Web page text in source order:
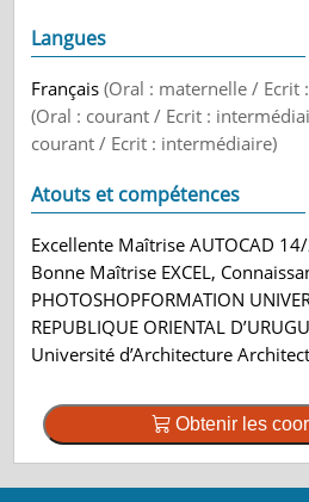
Langues
Français(Oral : maternelle / Ecrit
(Oral : courant / Ecrit :
courant / Ecrit : intermédiaire)
Atouts et compétences
Excellente Maîtrise AUTOCAD
Bonne Maîtrise EXCEL,
PHOTOSHOPFORMATION
REPUBLIQUE ORIENTAL
Université d’Architecture
Obtenir les